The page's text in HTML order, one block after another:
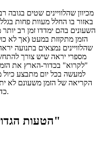
מכיוון שהלוויינים שטים
באזור בו החלל מעוות פחות
השעונים בהם ימדדו זמן רב
הזמן מתקזזת במעט (אך לא
שהלוויינים נמצאים בתנועה
מספרי יראה שיש צורך
"לקרוא" בכדור-הארץ את הזמן
למעשה בכל יום מתבצע כיול
הקריאה של הזמן משעונם לא
כדור-הארץ.
"הטעות הגדולה ביותר של חיי"